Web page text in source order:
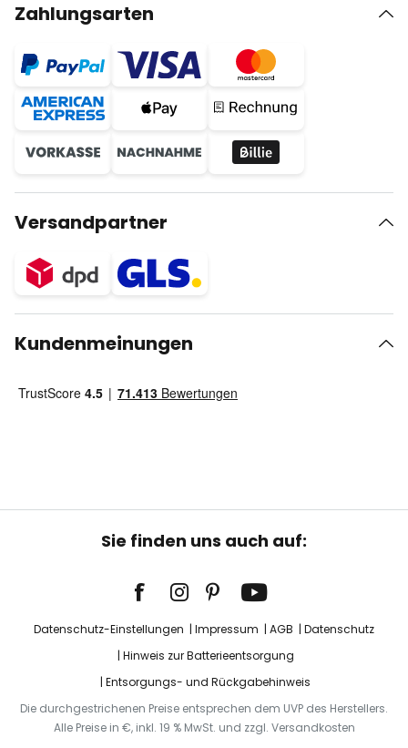
Zahlungsarten
Versandpartner
Kundenmeinungen
Sie finden uns auch auf:
Datenschutz-Einstellungen Impressum AGB
Datenschutz
Hinweis zur Batterieentsorgung
Entsorgungs- und Rückgabehinweis
Die durchgestrichenen Preise entsprechen dem UVP des Herstellers.
Alle Preise in €, inkl. 19 % MwSt. und zzgl. Versandkosten